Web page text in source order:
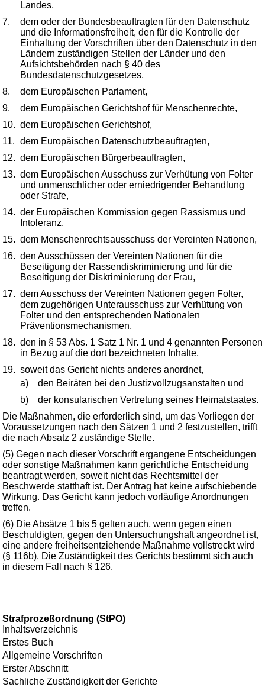
Landes,
7.
dem oder der Bundesbeauftragten für den Datenschutz
und die Informationsfreiheit, den für die Kontrolle der
Einhaltung der Vorschriften über den Datenschutz in den
Ländern zuständigen Stellen der Länder und den
Aufsichtsbehörden nach § 40 des
Bundesdatenschutzgesetzes,
8.
dem Europäischen Parlament,
9.
dem Europäischen Gerichtshof für Menschenrechte,
10. dem Europäischen Gerichtshof,
11. dem Europäischen Datenschutzbeauftragten,
12. dem Europäischen Bürgerbeauftragten,
13. dem Europäischen Ausschuss zur Verhütung von Folter
und unmenschlicher oder erniedrigender Behandlung
oder Strafe,
14. der Europäischen Kommission gegen Rassismus und
Intoleranz,
15. dem Menschenrechtsausschuss der Vereinten Nationen,
16. den Ausschüssen der Vereinten Nationen für die
Beseitigung der Rassendiskriminierung und für die
Beseitigung der Diskriminierung der Frau,
17. dem Ausschuss der Vereinten Nationen gegen Folter,
dem zugehörigen Unterausschuss zur Verhütung von
Folter und den entsprechenden Nationalen
Präventionsmechanismen,
18. den in § 53 Abs. 1 Satz 1 Nr. 1 und 4 genannten Personen
in Bezug auf die dort bezeichneten Inhalte,
19. soweit das Gericht nichts anderes anordnet,
a)
den Beiräten bei den Justizvollzugsanstalten und
b)
der konsularischen Vertretung seines Heimatstaates.
Die Maßnahmen, die erforderlich sind, um das Vorliegen der
Voraussetzungen nach den Sätzen 1 und 2 festzustellen, trifft
die nach Absatz 2 zuständige Stelle.
(5) Gegen nach dieser Vorschrift ergangene Entscheidungen
oder sonstige Maßnahmen kann gerichtliche Entscheidung
beantragt werden, soweit nicht das Rechtsmittel der
Beschwerde statthaft ist. Der Antrag hat keine aufschiebende
Wirkung. Das Gericht kann jedoch vorläufige Anordnungen
treffen.
(6) Die Absätze 1 bis 5 gelten auch, wenn gegen einen
Beschuldigten, gegen den Untersuchungshaft angeordnet ist,
eine andere freiheitsentziehende Maßnahme vollstreckt wird
(§ 116b). Die Zuständigkeit des Gerichts bestimmt sich auch
in diesem Fall nach § 126.
Strafprozeßordnung (StPO)
Inhaltsverzeichnis
Erstes Buch
Allgemeine Vorschriften
Erster Abschnitt
Sachliche Zuständigkeit der Gerichte